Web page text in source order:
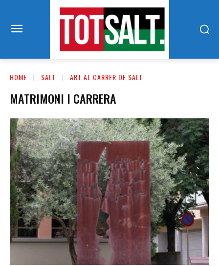
HOME SALT ART AL CARRER DE SALT
MATRIMONI I CARRERA